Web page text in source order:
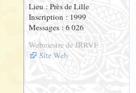
Lieu : Près de Lille
Inscription : 1999
Messages : 6 026
Webmestre de JRRVF
Site Web